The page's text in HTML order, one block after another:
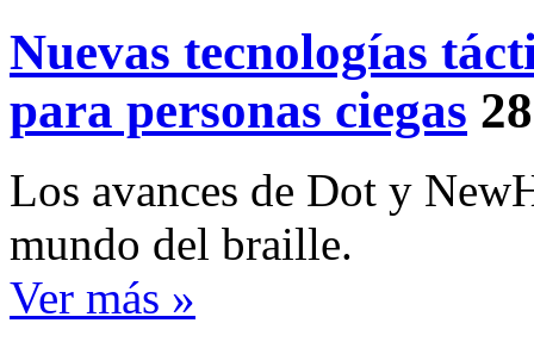
Nuevas tecnologías
para personas ciegas
Los avances de Dot y
mundo del braille.
Ver más »